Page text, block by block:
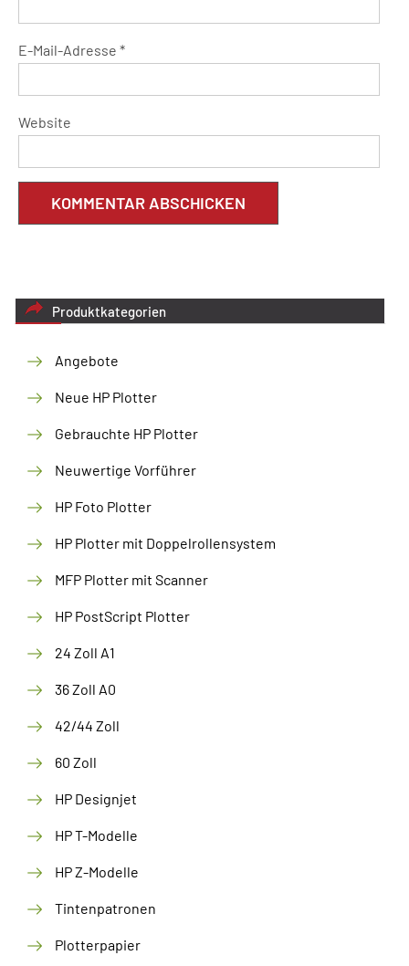
E-Mail-Adresse *
Website
Produktkategorien
Angebote
Neue HP Plotter
Gebrauchte HP Plotter
Neuwertige Vorführer
HP Foto Plotter
HP Plotter mit Doppelrollensystem
MFP Plotter mit Scanner
HP PostScript Plotter
24 Zoll A1
36 Zoll A0
42/44 Zoll
60 Zoll
HP Designjet
HP T-Modelle
HP Z-Modelle
Tintenpatronen
Plotterpapier